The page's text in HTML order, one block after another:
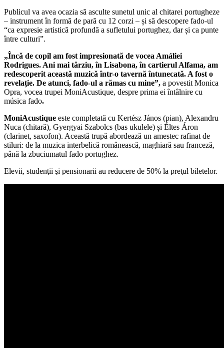
Publicul va avea ocazia să asculte sunetul unic al chitarei portugheze
– instrument în formă de pară cu 12 corzi – și să descopere fado-ul
“ca expresie artistică profundă a sufletului portughez, dar și ca punte
între culturi”.
„Încă de copil am fost impresionată de vocea Amáliei
Rodrigues. Ani mai târziu, în Lisabona, în cartierul Alfama, am
redescoperit această muzică într-o tavernă întunecată. A fost o
revelație. De atunci, fado-ul a rămas cu mine”, a povestit Monica
Opra, vocea trupei MoniAcustique, despre prima ei întâlnire cu
música fado.
MoniAcustique este completată cu Kertész János (pian), Alexandru
Nuca (chitară), Gyergyai Szabolcs (bas ukulele) și Éltes Áron
(clarinet, saxofon). Această trupă abordează un amestec rafinat de
stiluri: de la muzica interbelică românească, maghiară sau franceză,
până la zbuciumatul fado portughez.
Elevii, studenţii şi pensionarii au reducere de 50% la preţul biletelor.